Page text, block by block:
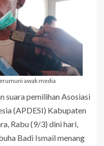
awak media
suara pemilihan Asosiasi
(APDESI) Kabupaten
Rabu (9/3) dini hari,
Badi Ismail menang